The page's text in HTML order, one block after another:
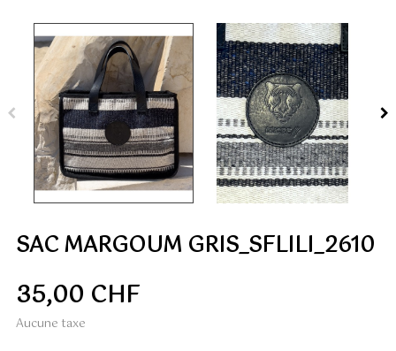
SAC MARGOUM GRIS_SFLILI_2610
35,00 CHF
Aucune taxe